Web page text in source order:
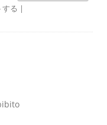
する |